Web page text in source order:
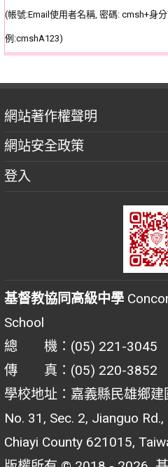
(帳號:Email使用者名稱, 密碼: cmsh+身
例:cmshA123)
網站著作權聲明
網站安全政策
登入
基督教協同高級中學
School
總 機：(05) 221-3045
傳 真：(05) 220-3852
學校地址：嘉義縣民雄鄉
No. 31, Sec. 2, Jianguo
Chiayi County 621015,